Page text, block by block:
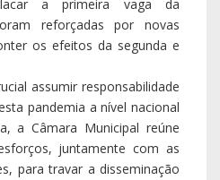
a primeira vaga da
reforçadas por novas
os efeitos da segunda e
assumir responsabilidade
pandemia a nível nacional
a Câmara Municipal reúne
juntamente com as
para travar a disseminação